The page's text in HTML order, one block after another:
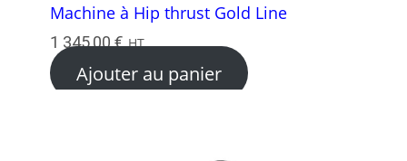
Machine à Hip thrust Gold Line
1 345,00€ HT
Ajouter au panier